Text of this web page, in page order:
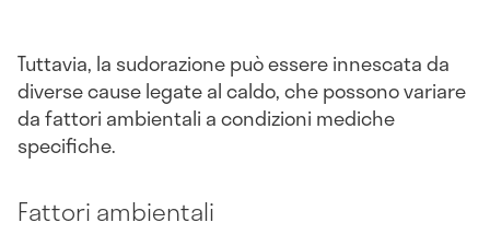
Tuttavia, la sudorazione può essere innescata da
diverse cause legate al caldo, che possono variare
da fattori ambientali a condizioni mediche
specifiche.
Fattori ambientali